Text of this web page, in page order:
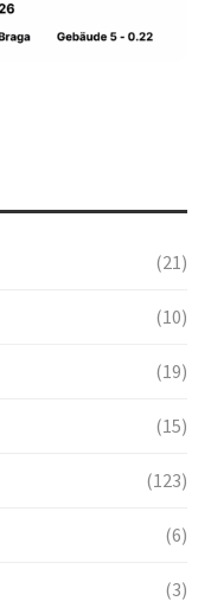
(21)
(10)
(19)
(15)
(123)
(6)
(3)